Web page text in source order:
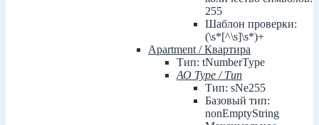
255
Шаблон проверки:
(\s*[^\s]\s*)+
Apartment / Квартира
Тип: tNumberType
АО Type / Тип
Тип: sNe255
Базовый тип:
nonEmptyString